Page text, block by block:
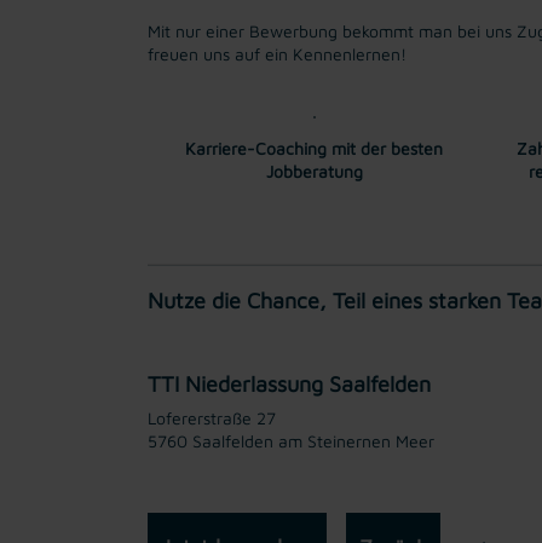
Mit nur einer Bewerbung bekommt man bei uns
freuen uns auf ein Kennenlernen!
Karriere-Coaching mit der besten
Jobberatung
Nutze die Chance, Teil eines starken
TTI Niederlassung Saalfelden
Lofererstraße 27
5760 Saalfelden am Steinernen Meer